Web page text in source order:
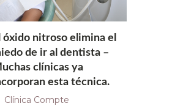
óxido nitroso elimina el
de ir al dentista –
clínicas ya
esta técnica.
Clínica Compte